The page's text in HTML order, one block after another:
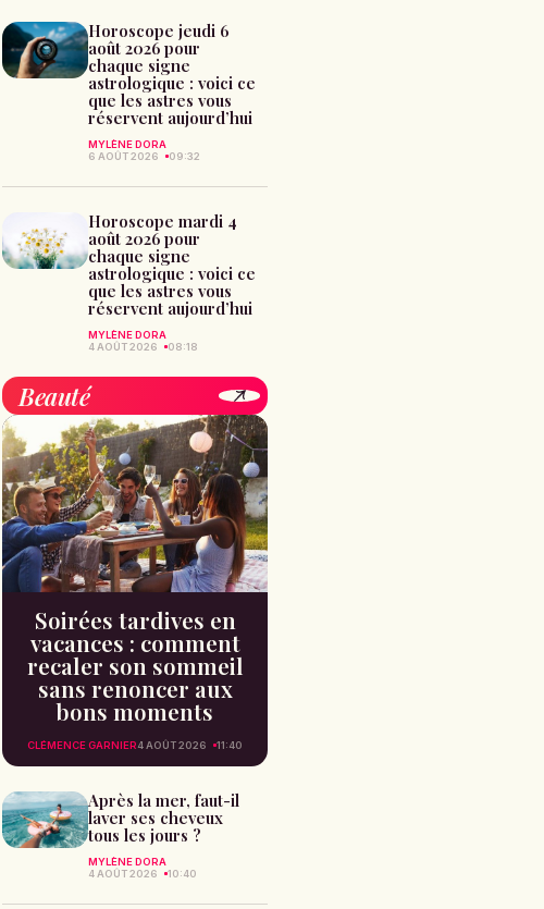
Horoscope jeudi 6
août 2026 pour
chaque signe
astrologique : voici ce
que les astres vous
réservent aujourd’hui
MYLÈNE DORA
6 AOÛT 2026
09:32
Horoscope mardi 4
août 2026 pour
chaque signe
astrologique : voici ce
que les astres vous
réservent aujourd’hui
MYLÈNE DORA
4 AOÛT 2026
08:18
Beauté
Soirées tardives en
vacances : comment
recaler son sommeil
sans renoncer aux
bons moments
CLÉMENCE GARNIER4 AOÛT 2026 11:40
Après la mer, faut-il
laver ses cheveux
tous les jours ?
MYLÈNE DORA
4 AOÛT 2026
10:40